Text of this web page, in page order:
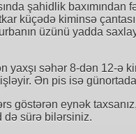
şahidlik baxımından
küçədə kiminsə
üzünü yadda
yaxşı səhər 8-dən 12-ə
Ən pis isə
göstərən eynək
də sürə bilərsiniz.